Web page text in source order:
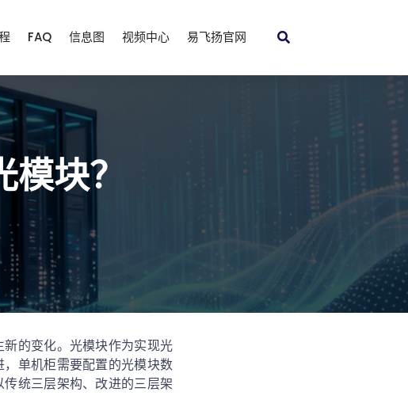
FAQ 信息图 视频中心 易飞扬官网
块？
的变化。光模块作为实现光
单机柜需要配置的光模块数
统三层架构、改进的三层架